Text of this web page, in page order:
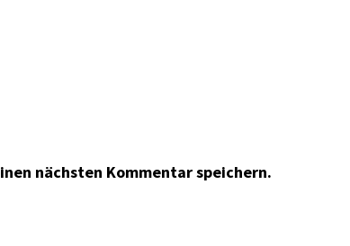
nächsten Kommentar speichern.